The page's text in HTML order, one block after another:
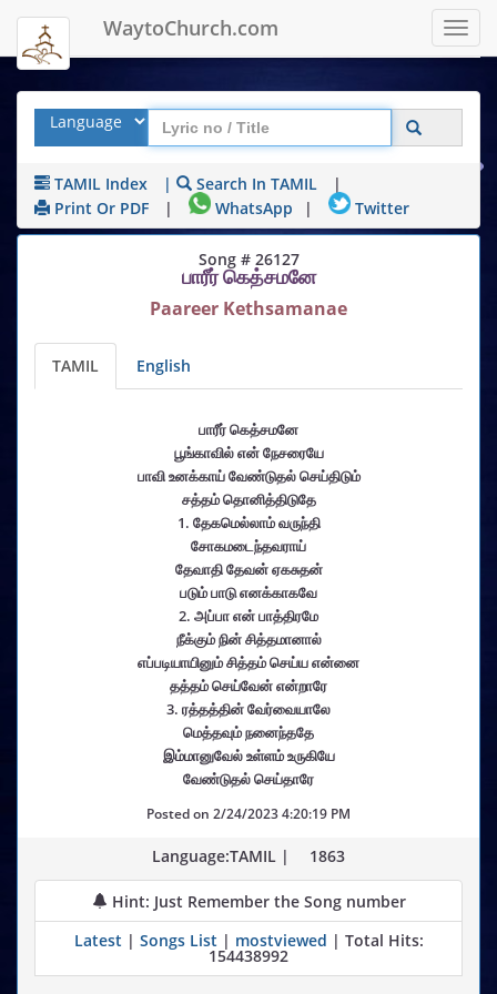
WaytoChurch.com
TAMIL Index | Search In TAMIL
|
Print Or PDF
| WhatsApp | Twitter
Song # 26127
பாரீர் கெத்சமனே
Paareer Kethsamanae
TAMIL English
பாரீர் கெத்சமனே
பூங்காவில் என் நேசரையே
பாவி உனக்காய் வேண்டுதல் செய்திடும்
சத்தம் தொனித்திடுதே
1. தேகமெல்லாம் வருந்தி
சோகமடைந்தவராய்
தேவாதி தேவன் ஏகசுதன்
படும் பாடு எனக்காகவே
2. அப்பா என் பாத்திரமே
நீக்கும் நின் சித்தமானால்
எப்படியாயினும் சித்தம் செய்ய என்னை
தத்தம் செய்வேன் என்றாரே
3. ரத்தத்தின் வேர்வையாலே
மெத்தவும் நனைந்ததே
இம்மானுவேல் உள்ளம் உருகியே
வேண்டுதல் செய்தாரே
Posted on 2/24/2023 4:20:19 PM
Language:TAMIL | 1863
Hint: Just Remember the Song number
Latest | Songs List | mostviewed | Total Hits:
154438992